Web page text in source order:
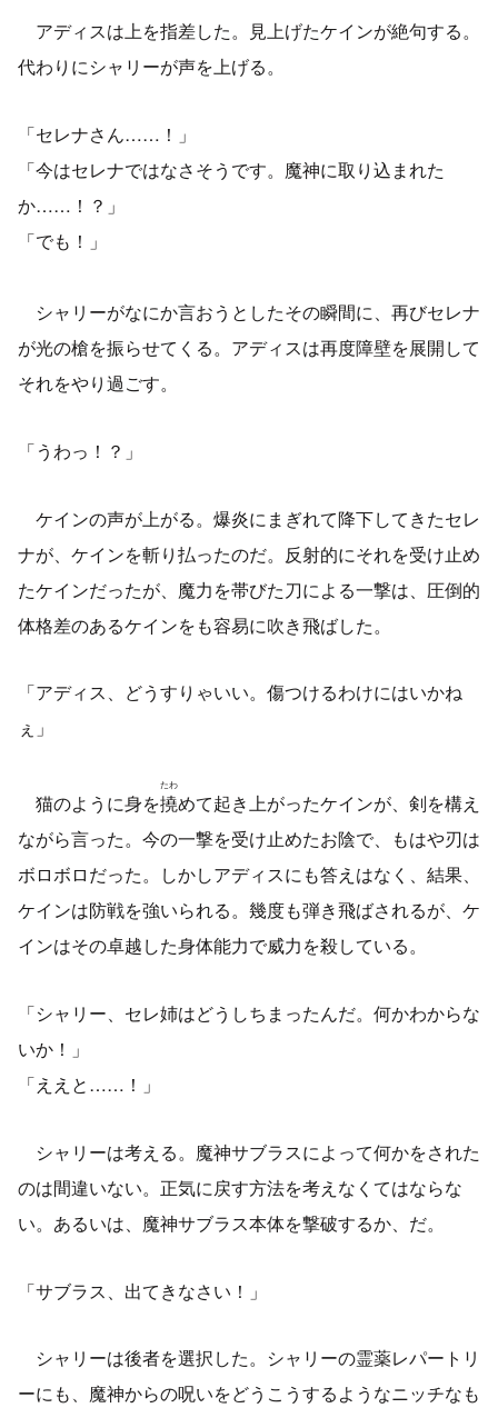
アディスは上を指差した。見上げたケインが絶句する。
代わりにシャリーが声を上げる。
「セレナさん……！」
「今はセレナではなさそうです。魔神に取り込まれた
か……！？」
「でも！」
シャリーがなにか言おうとしたその瞬間に、再びセレナ
が光の槍を振らせてくる。アディスは再度障壁を展開して
それをやり過ごす。
「うわっ！？」
ケインの声が上がる。爆炎にまぎれて降下してきたセレ
ナが、ケインを斬り払ったのだ。反射的にそれを受け止め
たケインだったが、魔力を帯びた刀による一撃は、圧倒的
体格差のあるケインをも容易に吹き飛ばした。
「アディス、どうすりゃいい。傷つけるわけにはいかね
ぇ」
猫のように身を撓
たわ
めて起き上がったケインが、剣を構え
ながら言った。今の一撃を受け止めたお陰で、もはや刃は
ボロボロだった。しかしアディスにも答えはなく、結果、
ケインは防戦を強いられる。幾度も弾き飛ばされるが、ケ
インはその卓越した身体能力で威力を殺している。
「シャリー、セレ姉はどうしちまったんだ。何かわからな
いか！」
「ええと……！」
シャリーは考える。魔神サブラスによって何かをされた
のは間違いない。正気に戻す方法を考えなくてはならな
い。あるいは、魔神サブラス本体を撃破するか、だ。
「サブラス、出てきなさい！」
シャリーは後者を選択した。シャリーの霊薬レパートリ
ーにも、魔神からの呪いをどうこうするようなニッチなも